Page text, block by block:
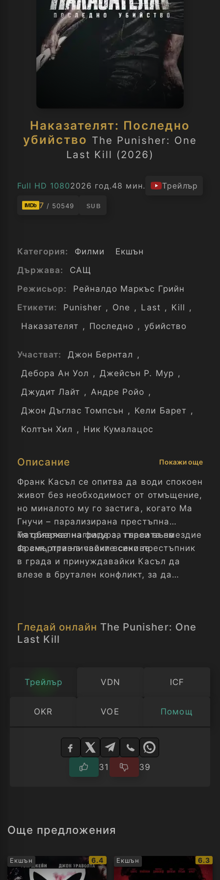
Наказателят: Последно
убийство The Punisher: One
Last Kill (2026)
Full HD 10802026 год.48 мин. Трейлър
IMDb 7 / 50549 SUB
Категория: Филми
Екшън
Държава:
САЩ
Режисьор:
Рейналдо Маркъс Грийн
Етикети:
Punisher , One , Last , Kill ,
Наказателят , Последно , убийство
Участват: Джон Бернтал ,
Дебора Ан Уол , Джейсън Р. Мур ,
Джудит Лайт , Андре Ройо ,
Джон Дъглас Томпсън , Кели Барет ,
Колтън Хил , Ник Кумалацос
Описание Покажи още
Франк Касъл се опитва да води спокоен
живот без необходимост от отмъщение,
но миналото му го застига, когато Ма
Гнучи – парализирана престъпна
матриархална фигура, търси възмездие
за смъртта на своите синове.
Тя обявява награда за главата на
Франк, привличайки всеки престъпник
в града и принуждавайки Касъл да
влезе в брутален конфликт, за да
реши дали може да разкъса
безкрайния цикъл на насилие.
Гледай онлайн The Punisher: One
Last Kill
Трейлър VDN ICF
OKR VOE Помощ
Изберете
31 39
Още предложения
Екшън
IMDb
рейтинг:
6.4 Екшън
IMDb
6.3